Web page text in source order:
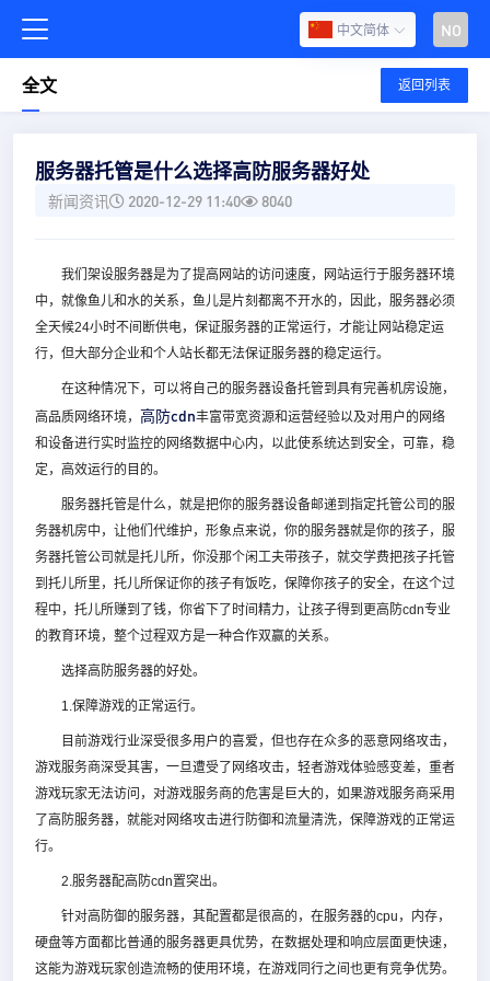
中文简体 NO
全文 返回列表
服务器托管是什么选择高防服务器好处
新闻资讯 2020-12-29 11:40 8040
我们架设服务器是为了提高网站的访问速度，网站运行于服务器环境
中，就像鱼儿和水的关系，鱼儿是片刻都离不开水的，因此，服务器必须
全天候24小时不间断供电，保证服务器的正常运行，才能让网站稳定运
行，但大部分企业和个人站长都无法保证服务器的稳定运行。
在这种情况下，可以将自己的服务器设备托管到具有完善机房设施，
高品质网络环境， 高防cdn丰富带宽资源和运营经验以及对用户的网络
和设备进行实时监控的网络数据中心内，以此使系统达到安全，可靠，稳
定，高效运行的目的。
服务器托管是什么，就是把你的服务器设备邮递到指定托管公司的服
务器机房中，让他们代维护，形象点来说，你的服务器就是你的孩子，服
务器托管公司就是托儿所，你没那个闲工夫带孩子，就交学费把孩子托管
到托儿所里，托儿所保证你的孩子有饭吃，保障你孩子的安全，在这个过
程中，托儿所赚到了钱，你省下了时间精力，让孩子得到更高防cdn专业
的教育环境，整个过程双方是一种合作双赢的关系。
选择高防服务器的好处。
1.保障游戏的正常运行。
目前游戏行业深受很多用户的喜爱，但也存在众多的恶意网络攻击，
游戏服务商深受其害，一旦遭受了网络攻击，轻者游戏体验感变差，重者
游戏玩家无法访问，对游戏服务商的危害是巨大的，如果游戏服务商采用
了高防服务器，就能对网络攻击进行防御和流量清洗，保障游戏的正常运
行。
2.服务器配高防cdn置突出。
针对高防御的服务器，其配置都是很高的，在服务器的cpu，内存，
硬盘等方面都比普通的服务器更具优势，在数据处理和响应层面更快速，
这能为游戏玩家创造流畅的使用环境，在游戏同行之间也更有竞争优势。